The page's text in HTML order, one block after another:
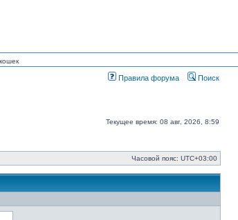
Правила форума Поиск
Текущее время: 08 авг, 2026, 8:59
Часовой пояс: UTC+03:00